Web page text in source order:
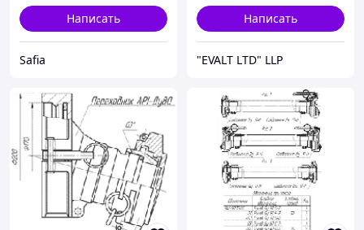
Написать
Safia
Написать
"EVALT LTD" LLP